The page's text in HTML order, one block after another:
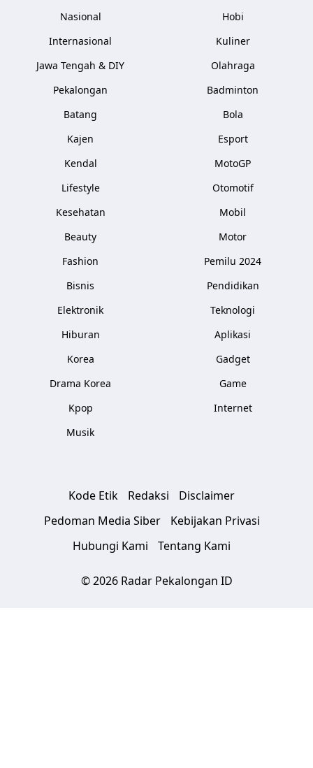
Nasional
Internasional
Jawa Tengah & DIY
Pekalongan
Batang
Kajen
Kendal
Lifestyle
Kesehatan
Beauty
Fashion
Bisnis
Elektronik
Hiburan
Korea
Drama Korea
Kpop
Musik
Hobi
Kuliner
Olahraga
Badminton
Bola
Esport
MotoGP
Otomotif
Mobil
Motor
Pemilu 2024
Pendidikan
Teknologi
Aplikasi
Gadget
Game
Internet
Kode Etik Redaksi
Disclaimer
Pedoman Media Siber
Kebijakan Privasi
Hubungi Kami
Tentang Kami
© 2026 Radar Pekalongan ID